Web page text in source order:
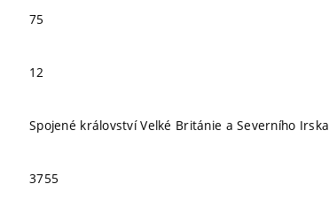
75
12
Spojené království Velké Británie a Severního Irska
3755